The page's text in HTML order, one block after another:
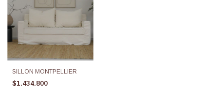
SILLON MONTPELLIER
$1.434.800